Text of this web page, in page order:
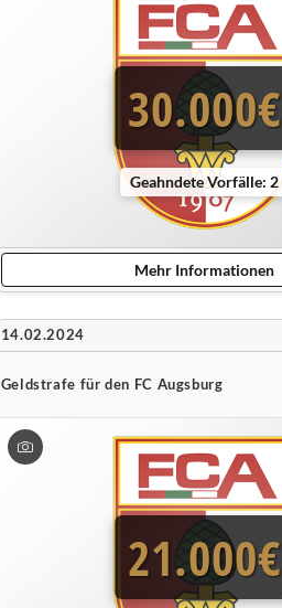
30.000€
Geahndete Vorfälle: 2
Mehr Informationen
14.02.2024
Geldstrafe für den FC Augsburg
21.000€